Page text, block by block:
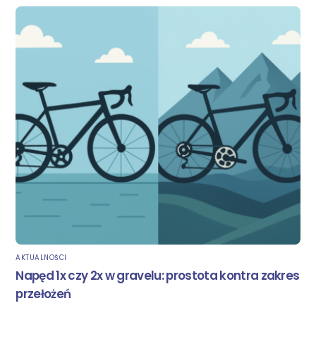
AKTUALNOŚCI
Napęd 1x czy 2x w gravelu: prostota kontra zakres
przełożeń